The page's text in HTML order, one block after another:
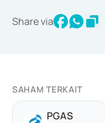
Share via
SAHAM TERKAIT
PGAS